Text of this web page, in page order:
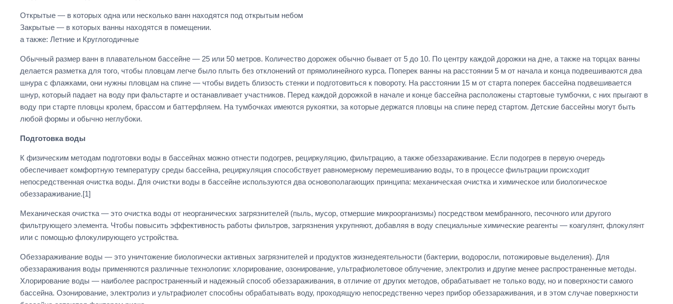
Открытые — в которых одна или несколько ванн находятся под открытым небом
Закрытые — в которых ванны находятся в помещении.
а также: Летние и Круглогодичные
Обычный размер ванн в плавательном бассейне — 25 или 50 метров. Количество дорожек обычно бывает от 5 до 10. По центру каждой дорожки на дне, а также на торцах ванны
делается разметка для того, чтобы пловцам легче было плыть без отклонений от прямолинейного курса. Поперек ванны на расстоянии 5 м от начала и конца подвешиваются два
шнура с флажками, они нужны пловцам на спине — чтобы видеть близость стенки и подготовиться к повороту. На расстоянии 15 м от старта поперек бассейна подвешивается
шнур, который падает на воду при фальстарте и останавливает участников. Перед каждой дорожкой в начале и конце бассейна расположены стартовые тумбочки, с них прыгают в
воду при старте пловцы кролем, брассом и баттерфляем. На тумбочках имеются рукоятки, за которые держатся пловцы на спине перед стартом. Детские бассейны могут быть
любой формы и обычно неглубоки.
Подготовка воды
К физическим методам подготовки воды в бассейнах можно отнести подогрев, рециркуляцию, фильтрацию, а также обеззараживание. Если подогрев в первую очередь
обеспечивает комфортную температуру среды бассейна, рециркуляция способствует равномерному перемешиванию воды, то в процессе фильтрации происходит
непосредственная очистка воды. Для очистки воды в бассейне используются два основополагающих принципа: механическая очистка и химическое или биологическое
обеззараживание.[1]
Механическая очистка — это очистка воды от неорганических загрязнителей (пыль, мусор, отмершие микроорганизмы) посредством мембранного, песочного или другого
фильтрующего элемента. Чтобы повысить эффективность работы фильтров, загрязнения укрупняют, добавляя в воду специальные химические реагенты — коагулянт, флокулянт
или с помощью флокулирующего устройства.
Обеззараживание воды — это уничтожение биологически активных загрязнителей и продуктов жизнедеятельности (бактерии, водоросли, потожировые выделения). Для
обеззараживания воды применяются различные технологии: хлорирование, озонирование, ультрафиолетовое облучение, электролиз и другие менее распространенные методы.
Хлорирование воды — наиболее распространенный и надежный способ обеззараживания, в отличие от других методов, обрабатывает не только воду, но и поверхности самого
бассейна. Озонирование, электролиз и ультрафиолет способны обрабатывать воду, проходящую непосредственно через прибор обеззараживания, и в этом случае поверхности